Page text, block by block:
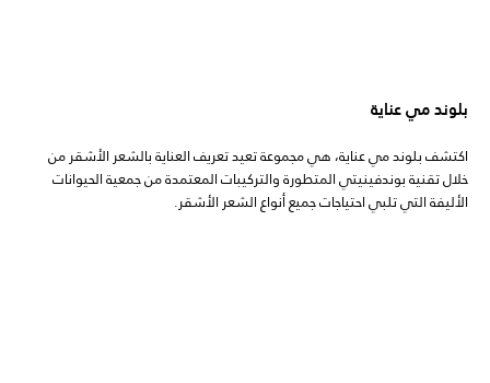
بلوند مي عناية
اكتشف بلوند مي عناية، هي مجموعة تعيد تعريف العناية بالشعر الأشقر من
خلال تقنية بوندفينيتي المتطورة والتركيبات المعتمدة من جمعية الحيوانات
الأليفة التي تلبي احتياجات جميع أنواع الشعر الأشقر.